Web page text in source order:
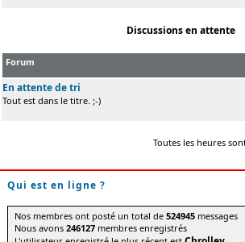
Discussions en attente
Forum
En attente de tri
Tout est dans le titre. ;-)
Toutes les heures
Qui est en ligne ?
Nos membres ont posté un total de524945 messages
Nous avons246127 membres enregistrés